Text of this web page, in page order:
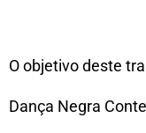
O objetivo deste
Dança Negra